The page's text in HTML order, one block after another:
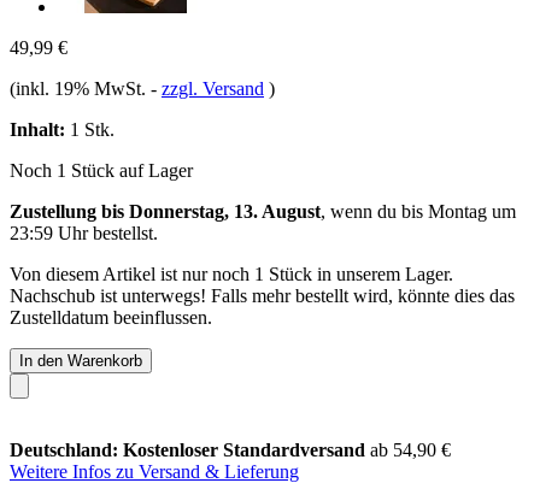
49,99 €
(inkl. 19% MwSt. - zzgl. Versand )
Inhalt: 1 Stk.
Noch 1 Stück auf Lager
Zustellung bis Donnerstag, 13. August, wenn du bis Montag um
23:59 Uhrbestellst.
Von diesem Artikel ist nur noch 1 Stück in unserem Lager.
Nachschub ist unterwegs! Falls mehr bestellt wird, könnte dies das
Zustelldatum beeinflussen.
In den Warenkorb
Deutschland: Kostenloser Standardversand ab 54,90 €
Weitere Infos zu Versand & Lieferung